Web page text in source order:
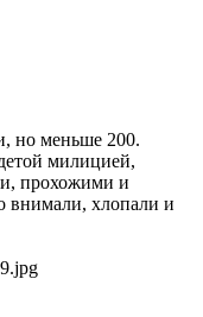
но меньше 200.
милицией,
прохожими и
внимали, хлопали и